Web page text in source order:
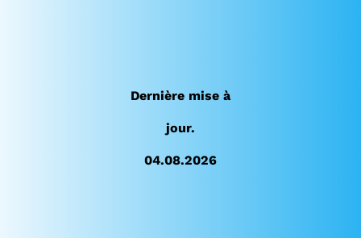
Dernière mise à
jour.
04.08.2026